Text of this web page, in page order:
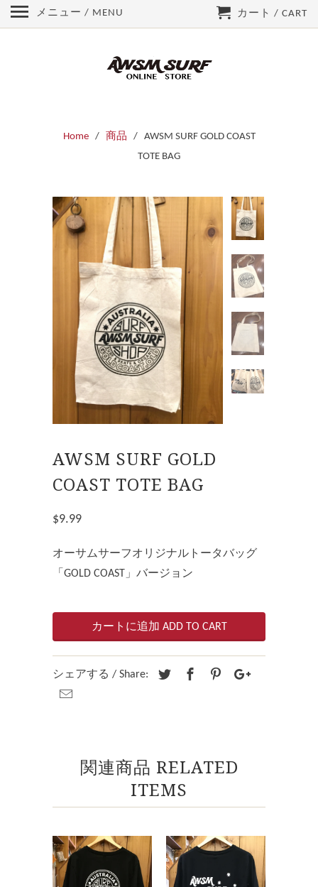
Home/ 商品
/ AWSM SURF GOLD COAST
TOTE BAG
AWSM SURF GOLD
COAST TOTE BAG
$9.99
オーサムサーフオリジナルトータバッグ
「GOLD COAST」バージョン
カートに追加 ADD TO CART
シェアする / Share:
関連商品 RELATED
ITEMS
メニュー / MENU カート / CART